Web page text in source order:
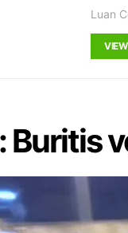
Luan
Buritis